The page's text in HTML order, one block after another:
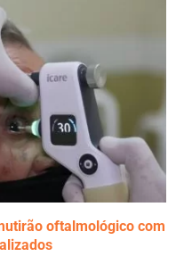
oftalmológico com